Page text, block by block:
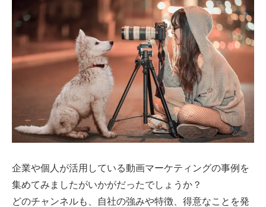
企業や個人が活用している動画マーケティングの事例を
集めてみましたがいかがだったでしょうか？
どのチャンネルも、自社の強みや特徴、得意なことを発